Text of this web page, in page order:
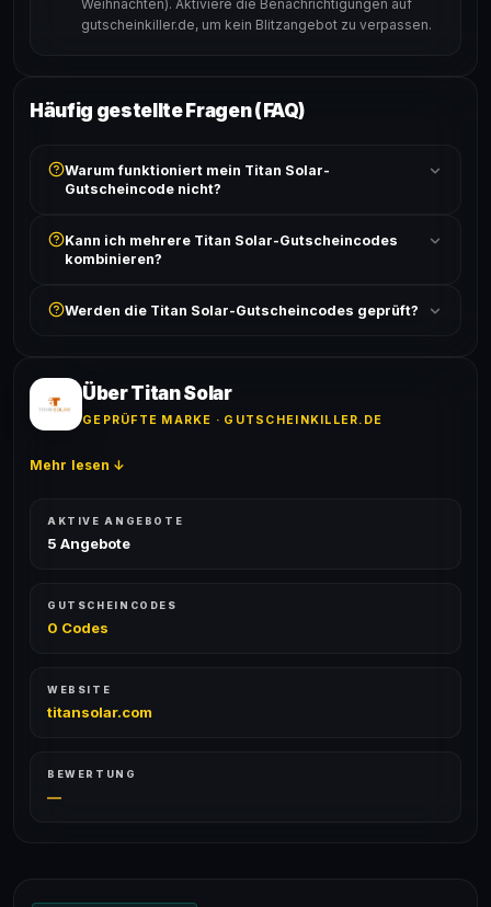
Weihnachten). Aktiviere die Benachrichtigungen auf
gutscheinkiller.de, um kein Blitzangebot zu verpassen.
Häufig gestellte Fragen (FAQ)
Warum funktioniert mein Titan Solar-
Gutscheincode nicht?
ist und ob der Code nicht für bereits reduzierte Artikel
gilt. Alle Bedingungen findest du unter „Details".
Kann ich mehrere Titan Solar-Gutscheincodes
kombinieren?
akzeptiert. Die Kombination mehrerer Codes ist meist
Werden die Titan Solar-Gutscheincodes geprüft?
Erfolgsquote wird bei jedem Angebot angezeigt.
Über Titan Solar
GEPRÜFTE MARKE · GUTSCHEINKILLER.DE
Mehr lesen ↓
AKTIVE ANGEBOTE
5 Angebote
GUTSCHEINCODES
0 Codes
WEBSITE
titansolar.com
BEWERTUNG
—